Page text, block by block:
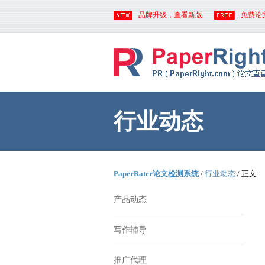
品牌升级， 查看新版 免费论
行业动态
PaperRater论文检测系统/ 行业动态 / 正文
产品动态
写作辅导
推广代理